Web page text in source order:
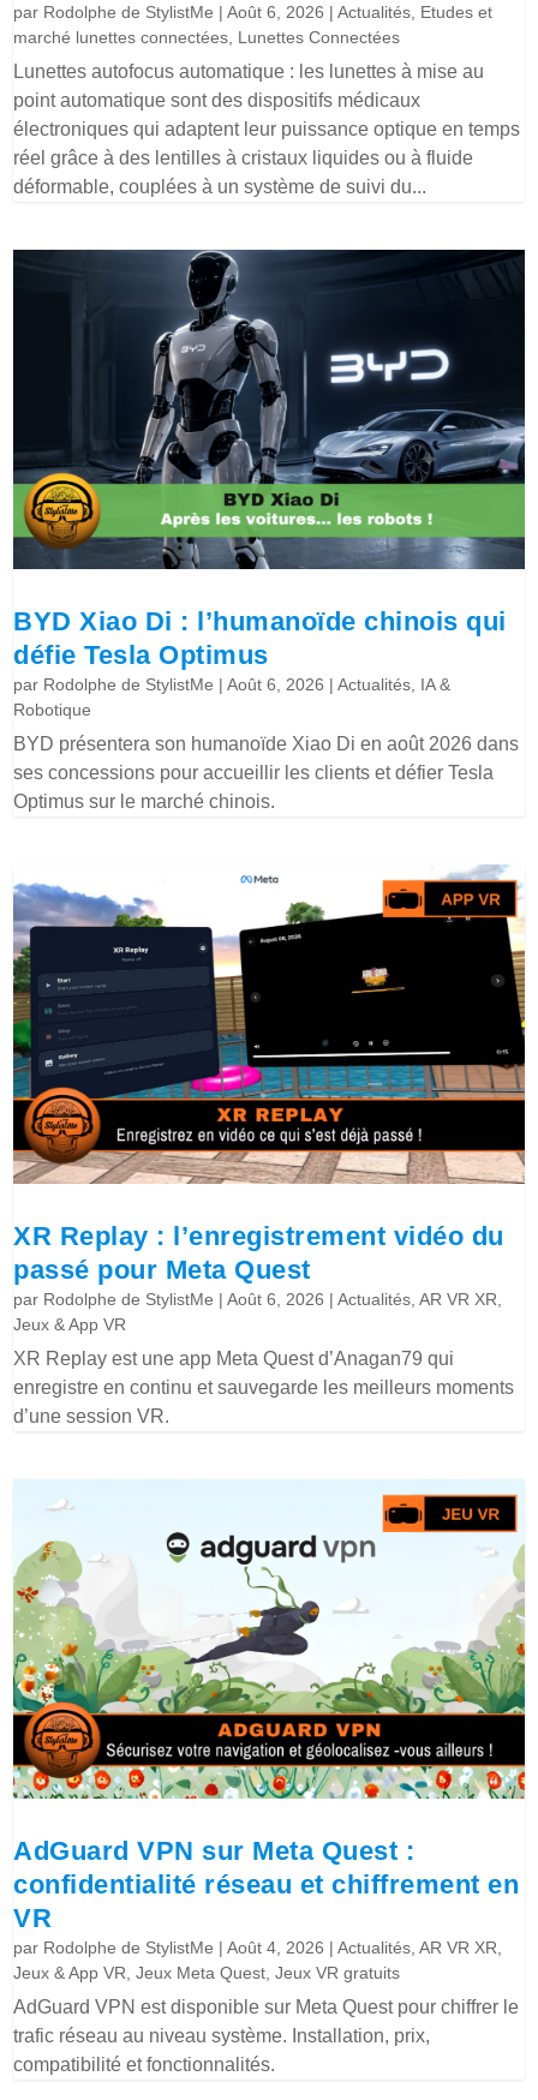
par Rodolphe de StylistMe |Août 6, 2026 |Actualités, Etudes et
marché lunettes connectées, Lunettes Connectées
Lunettes autofocus automatique : les lunettes à mise au
point automatique sont des dispositifs médicaux
électroniques qui adaptent leur puissance optique en temps
réel grâce à des lentilles à cristaux liquides ou à fluide
déformable, couplées à un système de suivi du...
BYD Xiao Di : l’humanoïde chinois qui
défie Tesla Optimus
par Rodolphe de StylistMe |Août 6, 2026 |Actualités, IA &
Robotique
BYD présentera son humanoïde Xiao Di en août 2026 dans
ses concessions pour accueillir les clients et défier Tesla
Optimus sur le marché chinois.
XR Replay : l’enregistrement vidéo du
passé pour Meta Quest
par Rodolphe de StylistMe |Août 6, 2026 |Actualités,AR VR XR,
Jeux & App VR
XR Replay est une app Meta Quest d’Anagan79 qui
enregistre en continu et sauvegarde les meilleurs moments
d’une session VR.
AdGuard VPN sur Meta Quest :
confidentialité réseau et chiffrement en
VR
par Rodolphe de StylistMe |Août 4, 2026 |Actualités,AR VR XR,
Jeux & App VR,Jeux Meta Quest,Jeux VR gratuits
AdGuard VPN est disponible sur Meta Quest pour chiffrer le
trafic réseau au niveau système. Installation, prix,
compatibilité et fonctionnalités.